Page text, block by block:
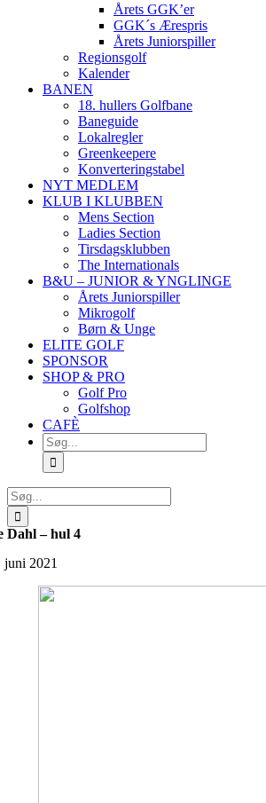
Årets GGK’er
GGK´s Ærespris
Årets Juniorspiller
Regionsgolf
Kalender
BANEN
18. hullers Golfbane
Baneguide
Lokalregler
Greenkeepere
Konverteringstabel
NYT MEDLEM
KLUB I KLUBBEN
Mens Section
Ladies Section
Tirsdagsklubben
The Internationals
B&U – JUNIOR & YNGLINGE
Årets Juniorspiller
Mikrogolf
Børn & Unge
ELITE GOLF
SPONSOR
SHOP & PRO
Golf Pro
Golfshop
CAFÈ
Søg
efter:
Søg
efter:
Dahl – hul 4
juni 2021